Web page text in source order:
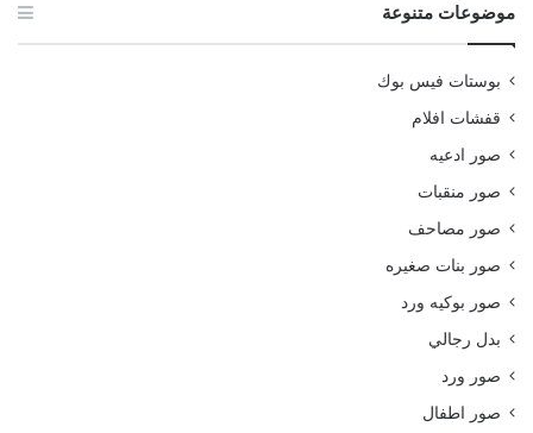
موضوعات متنوعة
بوستات فيس بوك
قفشات افلام
صور ادعيه
صور منقبات
صور مصاحف
صور بنات صغيره
صور بوكيه ورد
بدل رجالي
صور ورد
صور اطفال